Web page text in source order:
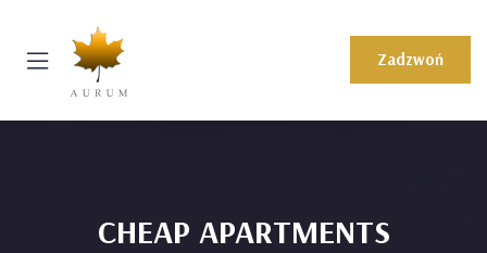
Zadzwoń
CHEAP APARTMENTS